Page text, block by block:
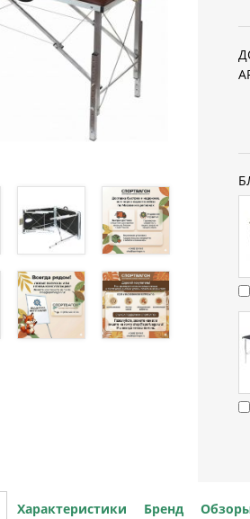
Характеристики Бренд